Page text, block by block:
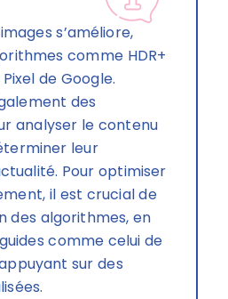
s’améliore,
comme HDR+
de Google.
des
analyser le contenu
leur
Pour optimiser
il est crucial de
des algorithmes, en
comme celui de
sur des